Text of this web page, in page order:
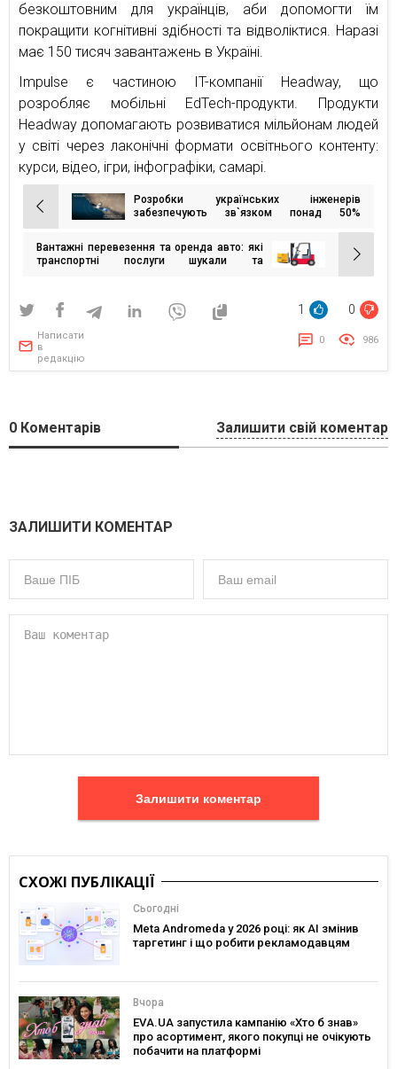
безкоштовним для українців, аби допомогти їм
покращити когнітивні здібності та відволіктися. Наразі
має 150 тисяч завантажень в Україні.
Impulse є частиною IT-компанії Headway, що
розробляє мобільні EdTech-продукти. Продукти
Headway допомагають розвиватися мільйонам людей
у світі через лаконічні формати освітнього контенту:
курси, відео, ігри, інфографіки, самарі.
Навігація
записів
Розробки українських інженерів
забезпечують зв`язком понад 50%
Вантажні перевезення та оренда авто: які
транспортні послуги шукали та
1 0
Написати
в
редакцію
0 986
0 Коментарів Залишити свій коментар
ЗАЛИШИТИ КОМЕНТАР
Залишити коментар
СХОЖІ ПУБЛІКАЦІЇ
Сьогодні
Meta Andromeda у 2026 році: як AI змінив
таргетинг і що робити рекламодавцям
Вчора
EVA.UA запустила кампанію «Хто б знав»
про асортимент, якого покупці не очікують
побачити на платформі